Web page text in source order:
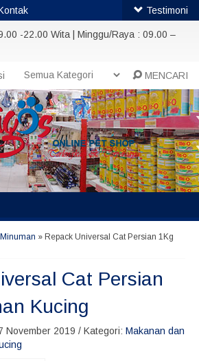
-22.00 Wita | Minggu/Raya : 09.00 –
MENCARI
» Repack Universal Cat Persian 1Kg
Cat Persian
Kucing
November 2019 / Kategori: Makanan dan
Testimoni